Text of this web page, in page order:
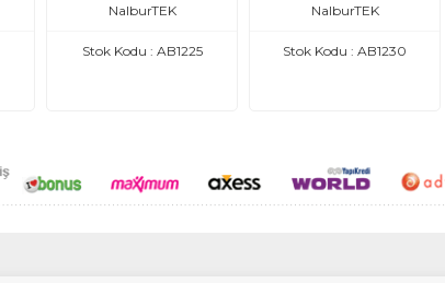
NalburTEK
Stok Kodu : AB1225
NalburTEK
Stok Kodu : AB1230